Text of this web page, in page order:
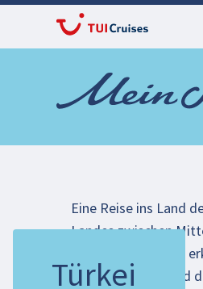
Türkei
Eine Reise ins Land
Landes zwischen
Türkei per Schiff zu
antiken Stätten und